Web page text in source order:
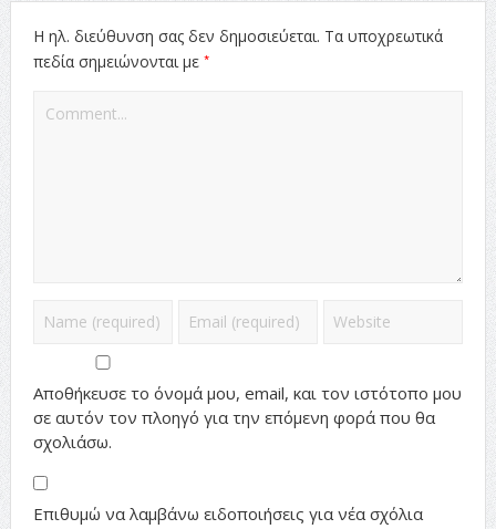
Η ηλ. διεύθυνση σας δεν δημοσιεύεται. Τα υποχρεωτικά
πεδία σημειώνονται με *
Αποθήκευσε το όνομά μου, email, και τον ιστότοπο μου
σε αυτόν τον πλοηγό για την επόμενη φορά που θα
σχολιάσω.
Επιθυμώ να λαμβάνω ειδοποιήσεις για νέα σχόλια